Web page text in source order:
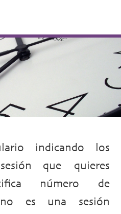
indicando los
que quieres
número de
es una sesión